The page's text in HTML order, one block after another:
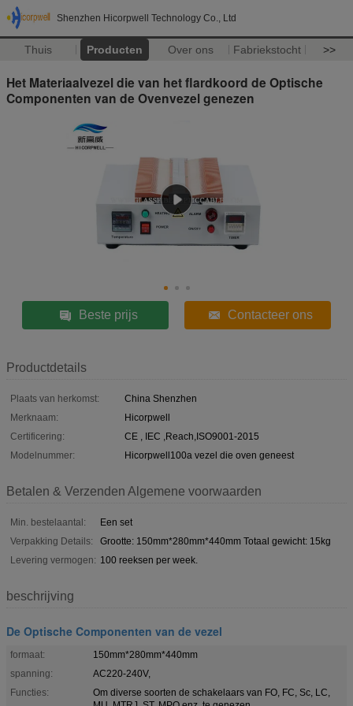
Shenzhen Hicorpwell Technology Co., Ltd
Thuis Producten Over ons Fabriekstocht >>
Het Materiaalvezel die van het flardkoord de Optische
Componenten van de Ovenvezel genezen
Beste prijs Contacteer ons
Productdetails
Plaats van herkomst:
China Shenzhen
Merknaam:
Hicorpwell
Certificering:
CE , IEC ,Reach,ISO9001-2015
Modelnummer:
Hicorpwell100a vezel die oven geneest
Betalen & Verzenden Algemene voorwaarden
Min. bestelaantal:
Een set
Verpakking Details:
Grootte: 150mm*280mm*440mm Totaal gewicht: 15kg
Levering vermogen: 100 reeksen per week.
beschrijving
De Optische Componenten van de vezel
formaat:
150mm*280mm*440mm
spanning:
AC220-240V,
Functies:
Om diverse soorten de schakelaars van FO, FC, Sc, LC,